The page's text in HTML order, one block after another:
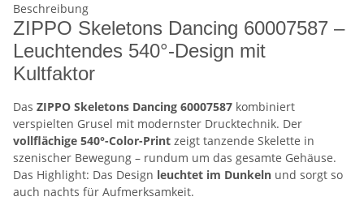
Beschreibung
ZIPPO Skeletons Dancing 60007587 –
Leuchtendes 540°-Design mit
Kultfaktor
Das ZIPPO Skeletons Dancing 60007587 kombiniert
verspielten Grusel mit modernster Drucktechnik. Der
vollflächige 540°-Color-Print zeigt tanzende Skelette in
szenischer Bewegung – rundum um das gesamte Gehäuse.
Das Highlight: Das Design leuchtet im Dunkeln und sorgt so
auch nachts für Aufmerksamkeit.